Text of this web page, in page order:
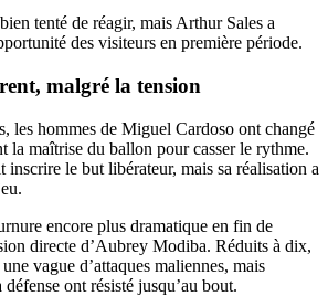
tenté de réagir, mais Arthur Sales a
des visiteurs en première période.
malgré la tension
les hommes de Miguel Cardoso ont changé
la maîtrise du ballon pour casser le rythme.
inscrire le but libérateur, mais sa réalisation a
encore plus dramatique en fin de
directe d’Aubrey Modiba. Réduits à dix,
vague d’attaques maliennes, mais
ont résisté jusqu’au bout.